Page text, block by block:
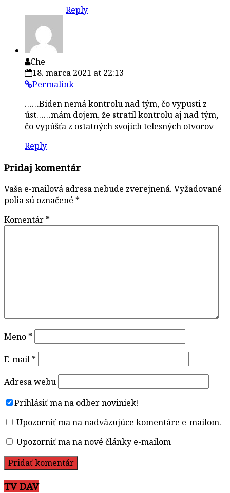
Reply
Che
18. marca 2021 at 22:13
Permalink
……Biden nemá kontrolu nad tým, čo vypusti z
úst……mám dojem, že stratil kontrolu aj nad tým,
čo vypúšťa z ostatných svojich telesných otvorov
Reply
Pridaj komentár
Vaša e-mailová adresa nebude zverejnená. Vyžadované
polia sú označené *
Komentár *
Meno *
E-mail *
Adresa webu
Prihlásiť ma na odber noviniek!
Upozorniť ma na nadväzujúce komentáre e-mailom.
Upozorniť ma na nové články e-mailom
TV DAV